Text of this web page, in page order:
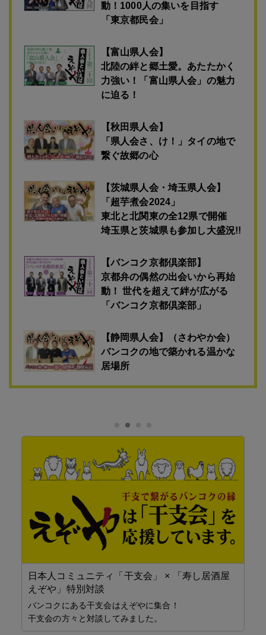
動！1000人の集いを目指す
「東京都民会」
【富山県人会】
北陸の絆と郷土愛。あたたかく
力強い！「富山県人会」の魅力
に迫る！
【秋田県人会】
「県人会さ、け！」タイの地で
繋ぐ故郷の心
【茨城県人会・埼玉県人会】
「超芋煮会2024」
東北と北関東の全12県で開催
埼玉県と茨城県も参加し大盛況!!
【バンコク京都倶楽部】
京都弁の偶然の出会いから再始
動！ 世代を超えて絆が広がる
「バンコク京都倶楽部」
【静岡県人会】（さわやか会）
バンコクの地で築かれる温かな
居場所
日本人コミュニティ「干支会」 × 「寿し居酒屋
えぞや」特別対談
バンコクにある干支会はえぞやに集合！
干支会の方々と対談してみました。